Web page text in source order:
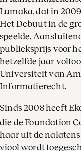
Lumaka, dat in
Het Debuut in de
speelde.
publieksprijs voor
hetzelfde jaar
Universiteit van
Informatierecht.
Sinds 2008 heeft
die deFoundation
haar uit de
viool wordt